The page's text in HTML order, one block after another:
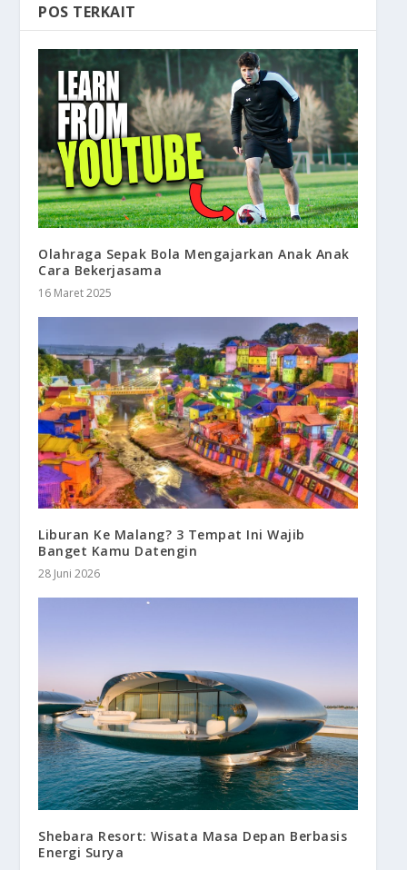
POS TERKAIT
Olahraga Sepak Bola Mengajarkan Anak Anak
Cara Bekerjasama
16 Maret 2025
Liburan Ke Malang? 3 Tempat Ini Wajib
Banget Kamu Datengin
28 Juni 2026
Shebara Resort: Wisata Masa Depan Berbasis
Energi Surya